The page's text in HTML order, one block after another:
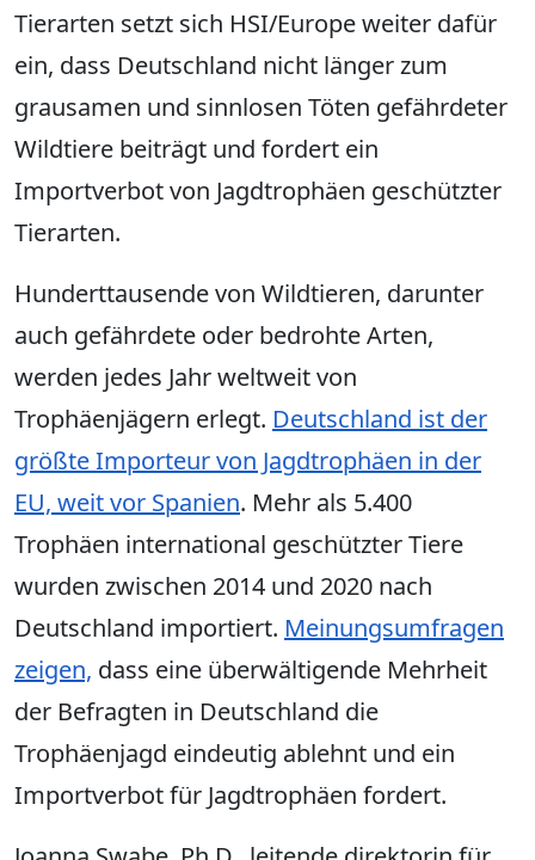
Tierarten setzt sich HSI/Europe weiter dafür
ein, dass Deutschland nicht länger zum
grausamen und sinnlosen Töten gefährdeter
Wildtiere beiträgt und fordert ein
Importverbot von Jagdtrophäen geschützter
Tierarten.
Hunderttausende von Wildtieren, darunter
auch gefährdete oder bedrohte Arten,
werden jedes Jahr weltweit von
Trophäenjägern erlegt. Deutschland ist der
größte Importeur von Jagdtrophäen in der
EU, weit vor Spanien. Mehr als 5.400
Trophäen international geschützter Tiere
wurden zwischen 2014 und 2020 nach
Deutschland importiert. Meinungsumfragen
zeigen, dass eine überwältigende Mehrheit
der Befragten in Deutschland die
Trophäenjagd eindeutig ablehnt und ein
Importverbot für Jagdtrophäen fordert.